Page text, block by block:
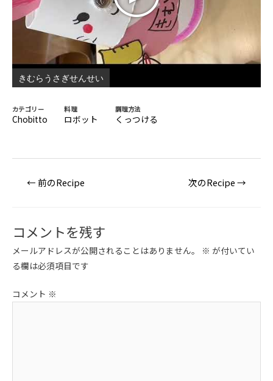
きむらうさぎせんせい
カテゴリー
Chobitto
料理
ロボット
調理方法
くっつける
ゲ
ー
シ
ン
← 前のRecipe 次のRecipe→
コメントを残す
メールアドレスが公開されることはありません。 ※ が付いてい
る欄は必須項目です
コメント ※